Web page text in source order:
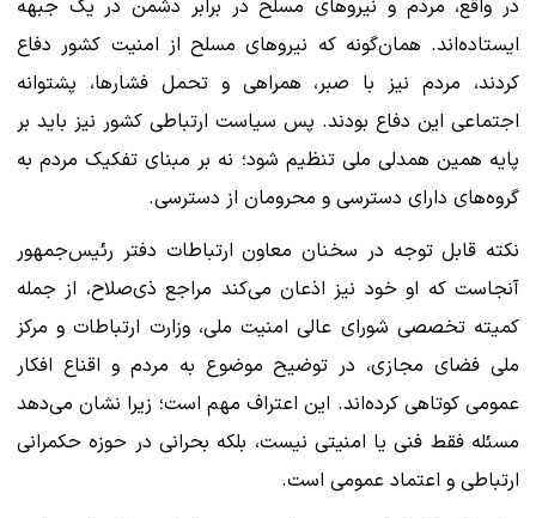
در واقع، مردم و نیروهای مسلح در برابر دشمن در یک جبهه
ایستاده‌اند. همان‌گونه که نیروهای مسلح از امنیت کشور دفاع
کردند، مردم نیز با صبر، همراهی و تحمل فشارها، پشتوانه
اجتماعی این دفاع بودند. پس سیاست ارتباطی کشور نیز باید بر
پایه همین همدلی ملی تنظیم شود؛ نه بر مبنای تفکیک مردم به
گروه‌های دارای دسترسی و محرومان از دسترسی.
نکته قابل توجه در سخنان معاون ارتباطات دفتر رئیس‌جمهور
آنجاست که او خود نیز اذعان می‌کند مراجع ذی‌صلاح، از جمله
کمیته تخصصی شورای عالی امنیت ملی، وزارت ارتباطات و مرکز
ملی فضای مجازی، در توضیح موضوع به مردم و اقناع افکار
عمومی کوتاهی کرده‌اند. این اعتراف مهم است؛ زیرا نشان می‌دهد
مسئله فقط فنی یا امنیتی نیست، بلکه بحرانی در حوزه حکمرانی
ارتباطی و اعتماد عمومی است.